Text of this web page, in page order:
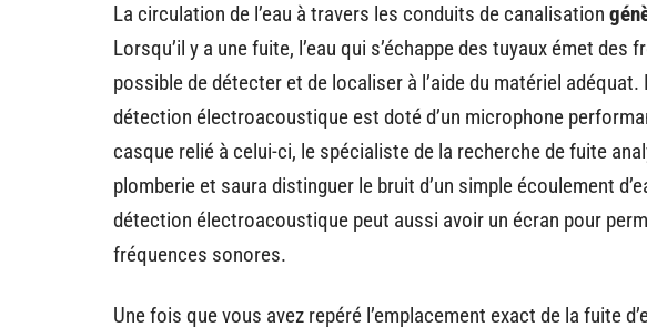
La circulation de l’eau à travers les conduits de canalisation
Lorsqu’il y a une fuite, l’eau qui s’échappe des tuyaux émet
possible de détecter et de localiser à l’aide du matériel
détection électroacoustique est doté d’un microphone
casque relié à celui-ci, le spécialiste de la recherche de fuite
plomberie et saura distinguer le bruit d’un simple écoulement
détection électroacoustique peut aussi avoir un écran pour
fréquences sonores.
Une fois que vous avez repéré l’emplacement exact de la fuite